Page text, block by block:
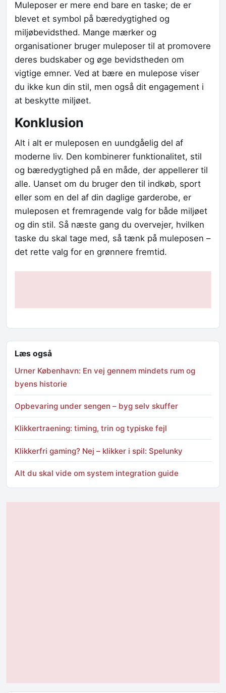
Muleposer er mere end bare en taske; de er
blevet et symbol på bæredygtighed og
miljøbevidsthed. Mange mærker og
organisationer bruger muleposer til at promovere
deres budskaber og øge bevidstheden om
vigtige emner. Ved at bære en mulepose viser
du ikke kun din stil, men også dit engagement i
at beskytte miljøet.
Konklusion
Alt i alt er muleposen en uundgåelig del af
moderne liv. Den kombinerer funktionalitet, stil
og bæredygtighed på en måde, der appellerer til
alle. Uanset om du bruger den til indkøb, sport
eller som en del af din daglige garderobe, er
muleposen et fremragende valg for både miljøet
og din stil. Så næste gang du overvejer, hvilken
taske du skal tage med, så tænk på muleposen –
det rette valg for en grønnere fremtid.
Læs også
Urner København: En vej gennem mindets rum og
byens historie
Opbevaring under sengen – byg selv skuffer
Klikkertraening: timing, trin og typiske fejl
Klikkerfri gaming? Nej – klikker i spil: Spelunky
Alt du skal vide om system integration guide